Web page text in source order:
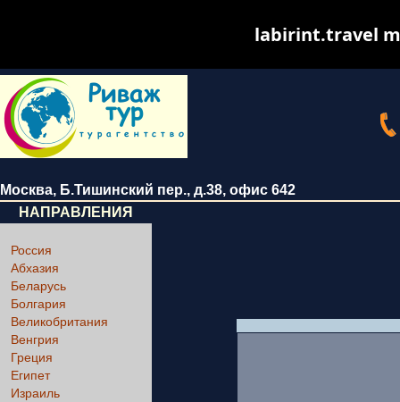
Москва, Б.Тишинский пер., д.38, офис 642
НАПРАВЛЕНИЯ
Россия
Абхазия
Беларусь
Болгария
Великобритания
Венгрия
Греция
Египет
Израиль
labirint.travel